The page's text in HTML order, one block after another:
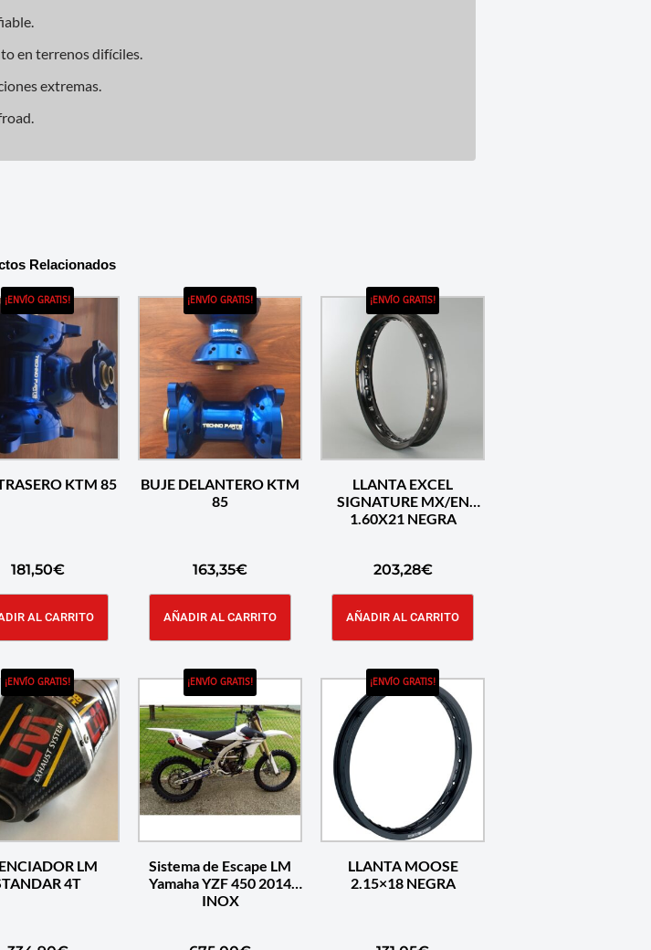
en terrenos difíciles.
extremas.
Relacionados
¡ENVÍO GRATIS!
TRASERO KTM 85
181,50€
AL CARRITO
¡ENVÍO GRATIS!
BUJE DELANTERO KTM
85
163,35€
AÑADIR AL CARRITO
¡ENVÍO GRATIS!
LLANTA EXCEL
SIGNATURE MX/EN
1.60X21 NEGRA
203,28€
AÑADIR AL CARRITO
¡ENVÍO GRATIS!
LM
4T
¡ENVÍO GRATIS!
Sistema de Escape LM
Yamaha YZF 450 2014
INOX
¡ENVÍO GRATIS!
LLANTA MOOSE
2.15×18 NEGRA